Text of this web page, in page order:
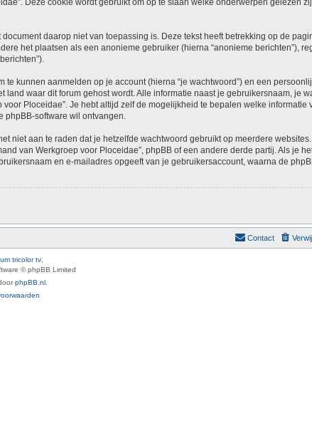
Deze cookie wordt gebruikt om op te slaan welke onderwerpen gelezen
daarop niet van toepassing is. Deze tekst heeft betrekking op de
het plaatsen als een anonieme gebruiker (hierna “anonieme berichten”),
kunnen aanmelden op je account (hierna “je wachtwoord”) en een
waar dit forum gehost wordt. Alle informatie naast je gebruikersnaam, je
Ploceidae”. Je hebt altijd zelf de mogelijkheid te bepalen welke
phpBB-software wil ontvangen.
aan te raden dat je hetzelfde wachtwoord gebruikt op meerdere
van Werkgroep voor Ploceidae”, phpBB of een andere derde partij. Als je
en e-mailadres opgeeft van je gebruikersaccount, waarna de
Contact
tricolor tv
© phpBB Limited
phpBB.nl